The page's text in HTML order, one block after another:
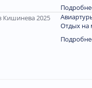
Отдых на